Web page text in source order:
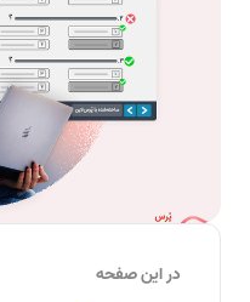
در این صفحه